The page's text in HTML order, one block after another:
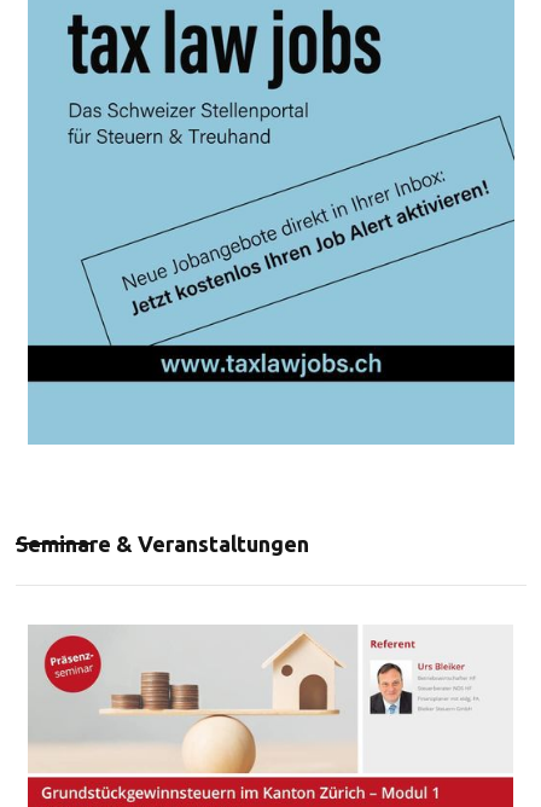
Seminare & Veranstaltungen